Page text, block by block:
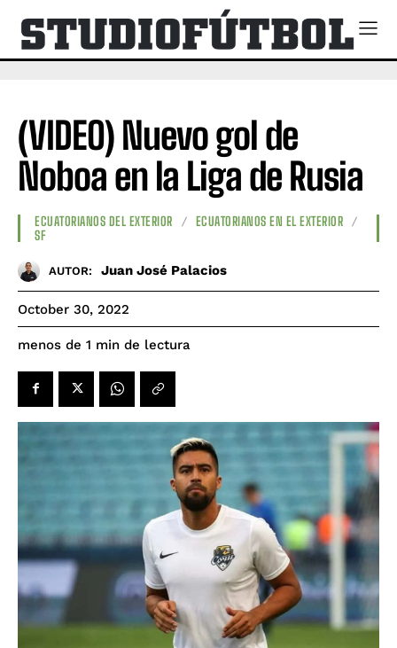
(VIDEO) Nuevo gol de
Noboa en la Liga de Rusia
ECUATORIANOS DEL EXTERIOR
ECUATORIANOS EN EL EXTERIOR
SF
AUTOR: Juan José Palacios
October 30, 2022
menos de 1 min de lectura